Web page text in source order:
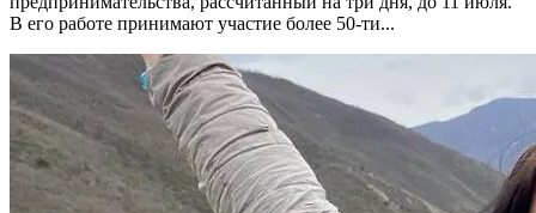
В его работе принимают участие более 50-ти...